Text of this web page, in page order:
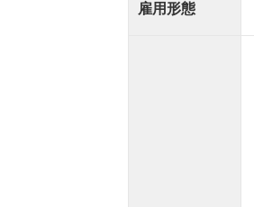
雇用形態